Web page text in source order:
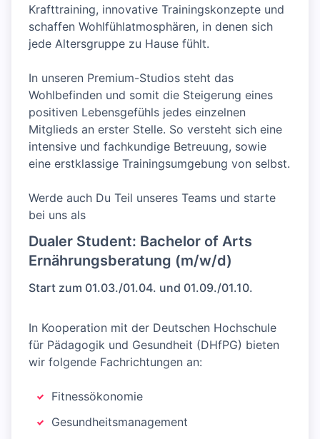
Krafttraining, innovative Trainingskonzepte und
schaffen Wohlfühlatmosphären, in denen sich
jede Altersgruppe zu Hause fühlt.
In unseren Premium-Studios steht das
Wohlbefinden und somit die Steigerung eines
positiven Lebensgefühls jedes einzelnen
Mitglieds an erster Stelle. So versteht sich eine
intensive und fachkundige Betreuung, sowie
eine erstklassige Trainingsumgebung von selbst.
Werde auch Du Teil unseres Teams und starte
bei uns als
Dualer Student: Bachelor of Arts
Ernährungsberatung (m/w/d)
Start zum 01.03./01.04. und 01.09./01.10.
In Kooperation mit der Deutschen Hochschule
für Pädagogik und Gesundheit (DHfPG) bieten
wir folgende Fachrichtungen an:
Fitnessökonomie
Gesundheitsmanagement